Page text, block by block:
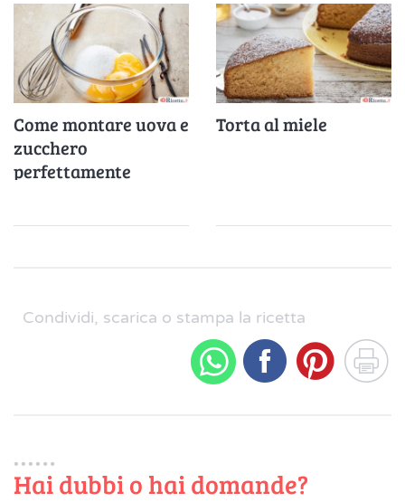
Come montare uova e
zucchero
perfettamente
Torta al miele
Condividi, scarica o stampa la ricetta
Hai dubbi o hai domande?